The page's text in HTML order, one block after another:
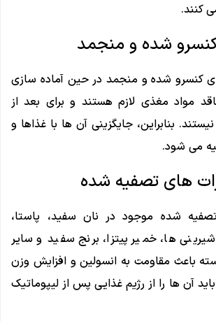
کنند.
شده و منجمد
کنسرو شده و منجمد در حین آماده سازی
مواد مغذی لازم هستند و برای بعد از
بنابراین، جایگزینی آن ها با غذاها و
می شود.
های تصفیه شده
شده موجود در نان سفید، پاستا،
ها، خمیر پیتزا، برنج سفید و سایر
باعث مقاومت به انسولین و افزایش وزن
آن ها را از رژیم غذایی پس از لیپوماتیک